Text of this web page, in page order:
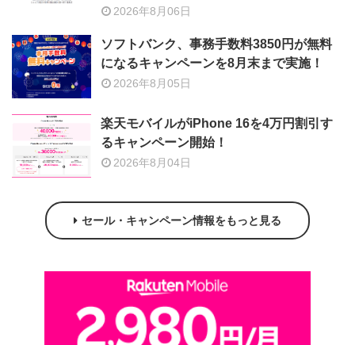
2026年8月06日
ソフトバンク、事務手数料3850円が無料
になるキャンペーンを8月末まで実施！
2026年8月05日
楽天モバイルがiPhone 16を4万円割引す
るキャンペーン開始！
2026年8月04日
セール・キャンペーン情報をもっと見る